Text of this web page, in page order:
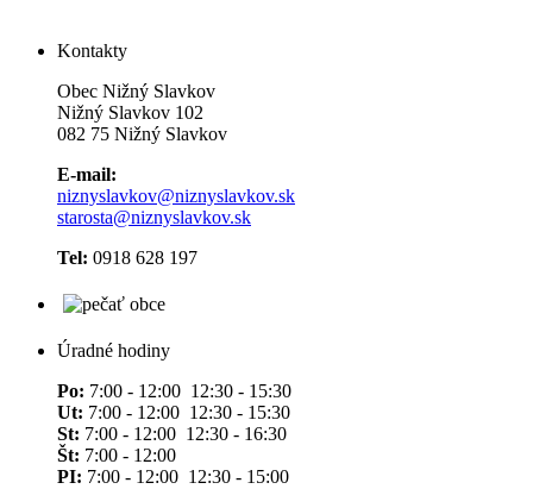
Kontakty
Obec Nižný Slavkov
Nižný Slavkov 102
082 75 Nižný Slavkov
E-mail:
niznyslavkov@niznyslavkov.sk
starosta@niznyslavkov.sk
Tel: 0918 628 197
Úradné hodiny
Po: 7:00 - 12:00 12:30 - 15:30
Ut: 7:00 - 12:00 12:30 - 15:30
St: 7:00 - 12:00 12:30 - 16:30
Št: 7:00 - 12:00
PI: 7:00 - 12:00 12:30 - 15:00